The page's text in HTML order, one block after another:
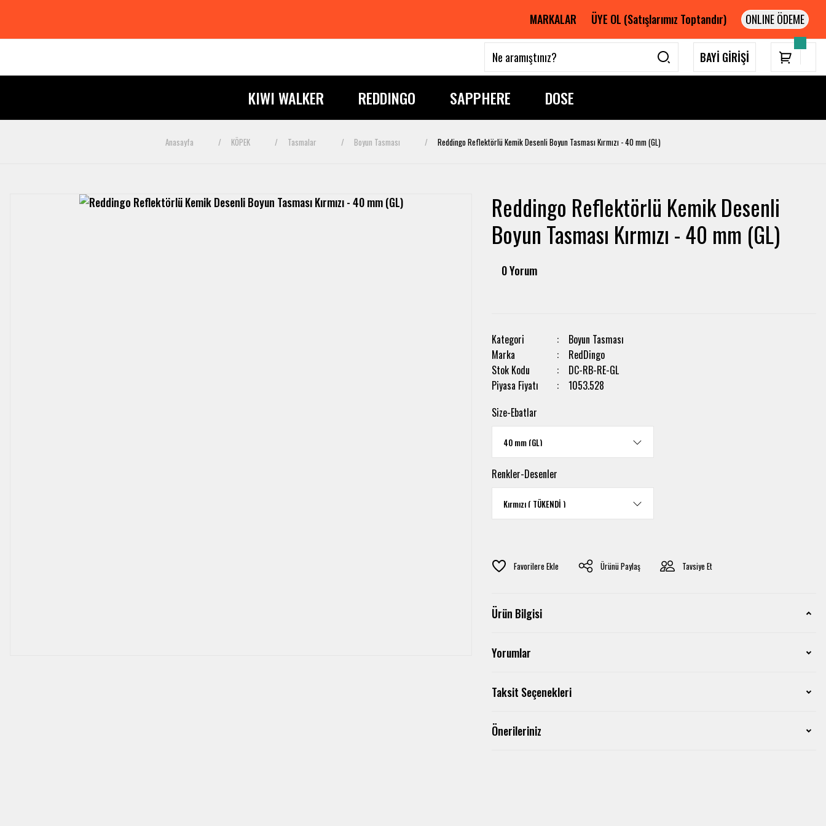
MARKALAR ÜYE OL (Satışlarımız Toptandır)
BAYİ GİRİŞİ
KIWI WALKER REDDINGO SAPPHERE DOSE
Anasayfa KÖPEK Tasmalar Boyun Tasması Reddingo Reflektörlü Kemik Desenli Boyun Tasması Kırmızı - 40 mm (GL)
Reddingo Reflektörlü Kemik Desenli
Boyun Tasması Kırmızı - 40 mm (GL)
0 Yorum
Kategori
Boyun Tasması
Marka
RedDingo
Stok Kodu
DC-RB-RE-GL
Piyasa Fiyatı
1053.528
Size-Ebatlar
Renkler-Desenler
Ürünü Paylaş Tavsiye Et
Ürün Bilgisi
Yorumlar
Taksit Seçenekleri
Önerileriniz